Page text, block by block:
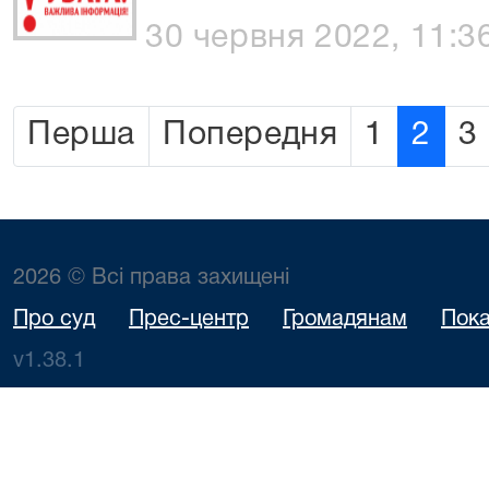
30 червня 2022,
Перша Попередня 1 2 3
2026 © Всі права захищені
Про суд Прес-центр Громадянам
v1.38.1